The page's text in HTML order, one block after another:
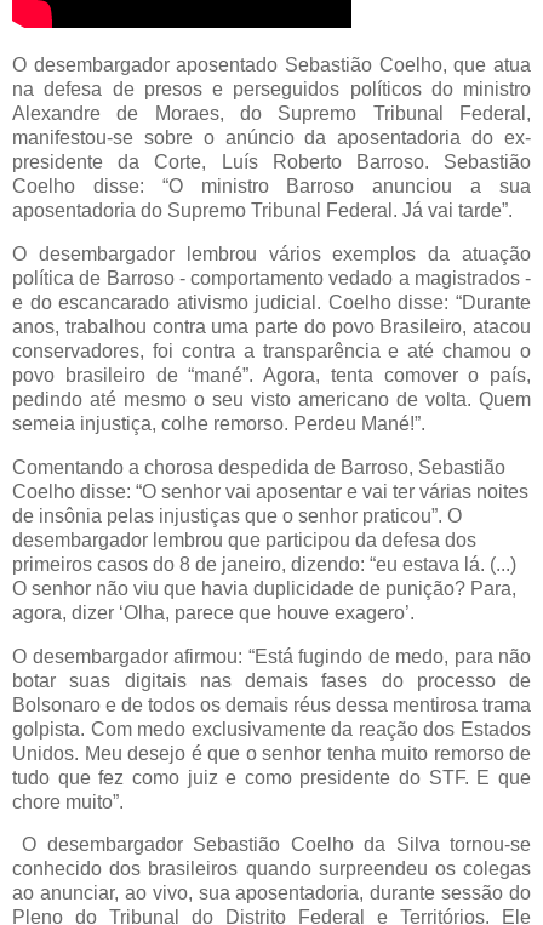
O desembargador aposentado Sebastião Coelho, que atua
na defesa de presos e perseguidos políticos do ministro
Alexandre de Moraes, do Supremo Tribunal Federal,
manifestou-se sobre o anúncio da aposentadoria do ex-
presidente da Corte, Luís Roberto Barroso. Sebastião
Coelho disse: “O ministro Barroso anunciou a sua
aposentadoria do Supremo Tribunal Federal. Já vai tarde”.
O desembargador lembrou vários exemplos da atuação
política de Barroso - comportamento vedado a magistrados -
e do escancarado ativismo judicial. Coelho disse: “Durante
anos, trabalhou contra uma parte do povo Brasileiro, atacou
conservadores, foi contra a transparência e até chamou o
povo brasileiro de “mané”. Agora, tenta comover o país,
pedindo até mesmo o seu visto americano de volta. Quem
semeia injustiça, colhe remorso. Perdeu Mané!”.
Comentando a chorosa despedida de Barroso, Sebastião
Coelho disse: “O senhor vai aposentar e vai ter várias noites
de insônia pelas injustiças que o senhor praticou”. O
desembargador lembrou que participou da defesa dos
primeiros casos do 8 de janeiro, dizendo: “eu estava lá. (...)
O senhor não viu que havia duplicidade de punição? Para,
agora, dizer ‘Olha, parece que houve exagero’.
O desembargador afirmou: “Está fugindo de medo, para não
botar suas digitais nas demais fases do processo de
Bolsonaro e de todos os demais réus dessa mentirosa trama
golpista. Com medo exclusivamente da reação dos Estados
Unidos. Meu desejo é que o senhor tenha muito remorso de
tudo que fez como juiz e como presidente do STF. E que
chore muito”.
O desembargador Sebastião Coelho da Silva tornou-se
conhecido dos brasileiros quando surpreendeu os colegas
ao anunciar, ao vivo, sua aposentadoria, durante sessão do
Pleno do Tribunal do Distrito Federal e Territórios. Ele